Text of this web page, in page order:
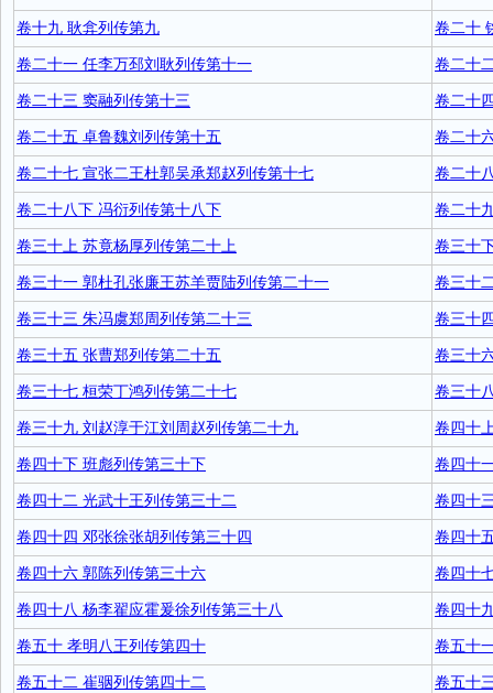
卷十九 耿弇列传第九 卷二十
卷二十一 任李万邳刘耿列传第十一 卷二十
卷二十三 窦融列传第十三 卷二十
卷二十五 卓鲁魏刘列传第十五 卷二十
卷二十七 宣张二王杜郭吴承郑赵列传第十七 卷二十
卷二十八下 冯衍列传第十八下 卷二十
卷三十上 苏竟杨厚列传第二十上 卷三十
卷三十一 郭杜孔张廉王苏羊贾陆列传第二十一 卷三十
卷三十三 朱冯虞郑周列传第二十三 卷三十
卷三十五 张曹郑列传第二十五 卷三十
卷三十七 桓荣丁鸿列传第二十七 卷三十
卷三十九 刘赵淳于江刘周赵列传第二十九 卷四十
卷四十下 班彪列传第三十下 卷四十
卷四十二 光武十王列传第三十二 卷四十
卷四十四 邓张徐张胡列传第三十四 卷四十
卷四十六 郭陈列传第三十六 卷四十
卷四十八 杨李翟应霍爰徐列传第三十八 卷四十
卷五十 孝明八王列传第四十 卷五十
卷五十二 崔骃列传第四十二 卷五十